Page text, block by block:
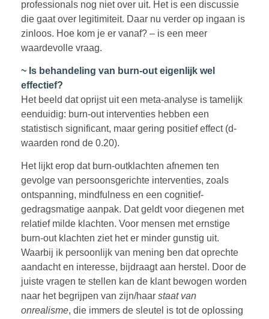
professionals nog niet over uit. Het is een discussie
die gaat over legitimiteit. Daar nu verder op ingaan is
zinloos. Hoe kom je er vanaf? – is een meer
waardevolle vraag.
~ Is behandeling van burn-out eigenlijk wel
effectief?
Het beeld dat oprijst uit een meta-analyse is tamelijk
eenduidig: burn-out interventies hebben een
statistisch significant, maar gering positief effect (d-
waarden rond de 0.20).
Het lijkt erop dat burn-outklachten afnemen ten
gevolge van persoonsgerichte interventies, zoals
ontspanning, mindfulness en een cognitief-
gedragsmatige aanpak. Dat geldt voor diegenen met
relatief milde klachten. Voor mensen met ernstige
burn-out klachten ziet het er minder gunstig uit.
Waarbij ik persoonlijk van mening ben dat oprechte
aandacht en interesse, bijdraagt aan herstel. Door de
juiste vragen te stellen kan de klant bewogen worden
naar het begrijpen van zijn/haar staat van
onrealisme, die immers de sleutel is tot de oplossing